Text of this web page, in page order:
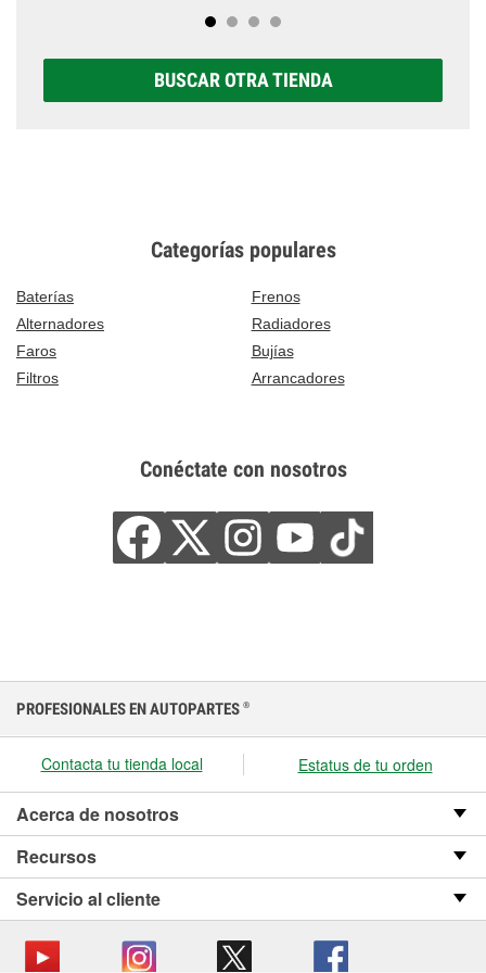
BUSCAR OTRA TIENDA
Categorías populares
Baterías
Frenos
Alternadores
Radiadores
Faros
Bujías
Filtros
Arrancadores
Conéctate con nosotros
PROFESIONALES EN AUTOPARTES ®
Contacta tu tienda local Estatus de tu orden
Acerca de nosotros
Recursos
Servicio al cliente